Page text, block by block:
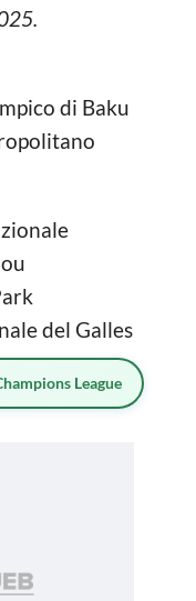
di Baku
del Galles
League